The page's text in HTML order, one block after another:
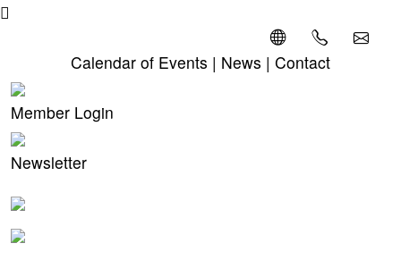
Calendar of Events | News | Contact
Member Login
Newsletter